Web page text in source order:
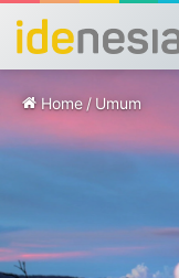
Home / Umum